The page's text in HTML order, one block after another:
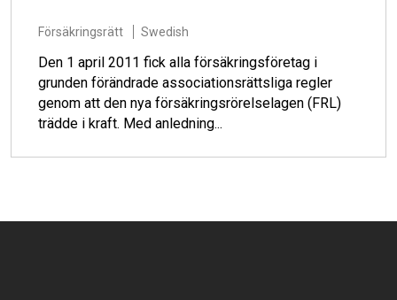
Försäkringsrätt Swedish
Den 1 april 2011 fick alla försäkringsföretag i
grunden förändrade associationsrättsliga regler
genom att den nya försäkringsrörelselagen (FRL)
trädde i kraft. Med anledning...